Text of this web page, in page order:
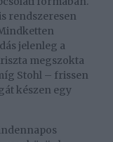
rendszeresen
jelenleg a
megszokta
Stohl – frissen
készen egy